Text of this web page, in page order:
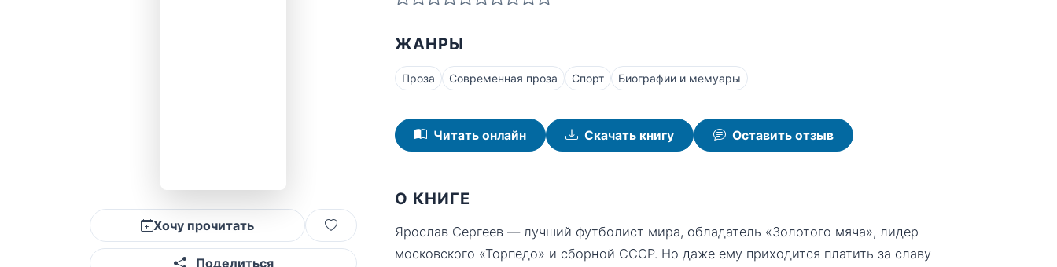
Хочу прочитать
Поделиться
ЖАНРЫ
Проза Современная проза Спорт Биографии и мемуары
Читать онлайн Скачать книгу Оставить отзыв
О КНИГЕ
Ярослав Сергеев — лучший футболист мира, обладатель «Золотого мяча», лидер
московского «Торпедо» и сборной СССР. Но даже ему приходится платить за славу